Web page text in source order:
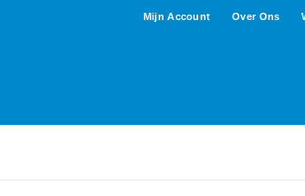
Mijn Account Over Ons